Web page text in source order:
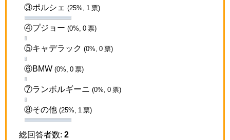
③ポルシェ (25%, 1 票)
④プジョー (0%, 0 票)
⑤キャデラック (0%, 0 票)
⑥BMW (0%, 0 票)
⑦ランボルギーニ (0%, 0 票)
⑧その他 (25%, 1 票)
総回答者数: 2